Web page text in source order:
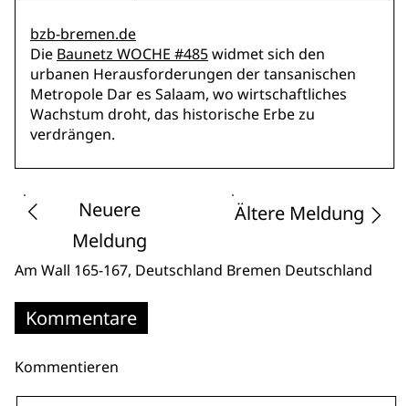
bzb-bremen.de
Die Baunetz WOCHE #485widmet sich den
urbanen Herausforderungen der tansanischen
Metropole Dar es Salaam, wo wirtschaftliches
Wachstum droht, das historische Erbe zu
verdrängen.
Neuere
Meldung
Ältere Meldung
Am Wall 165-167, Deutschland Bremen Deutschland
Kommentare
Kommentieren